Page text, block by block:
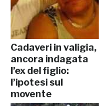
Cadaveri in valigia,
ancora indagata
l’ex del figlio:
l’ipotesi sul
movente